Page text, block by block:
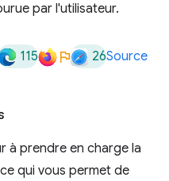
par l'utilisateur.
115 26Source
à prendre en charge la
qui vous permet de